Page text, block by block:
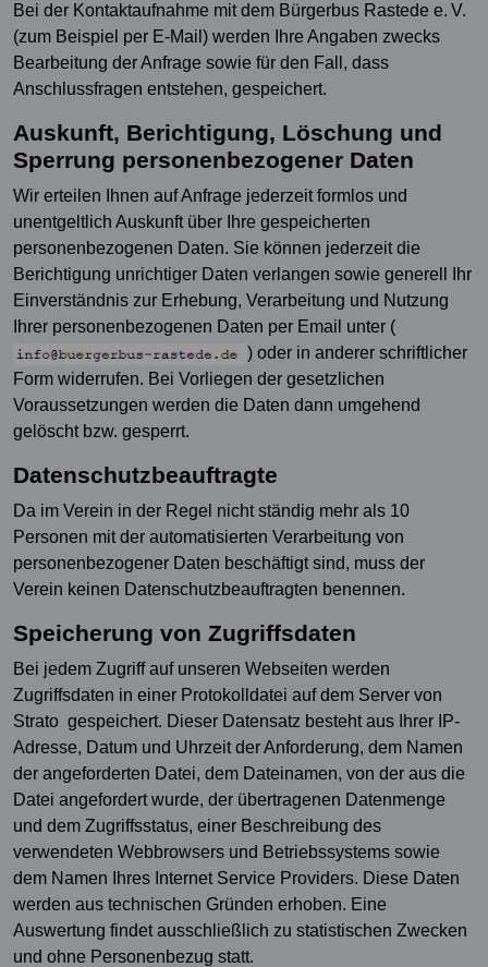
Bei der Kontaktaufnahme mit dem Bürgerbus Rastede e. V.
(zum Beispiel per E-Mail) werden Ihre Angaben zwecks
Bearbeitung der Anfrage sowie für den Fall, dass
Anschlussfragen entstehen, gespeichert.
Auskunft, Berichtigung, Löschung und
Sperrung personenbezogener Daten
Wir erteilen Ihnen auf Anfrage jederzeit formlos und
unentgeltlich Auskunft über Ihre gespeicherten
personenbezogenen Daten. Sie können jederzeit die
Berichtigung unrichtiger Daten verlangen sowie generell Ihr
Einverständnis zur Erhebung, Verarbeitung und Nutzung
Ihrer personenbezogenen Daten per Email unter (
) oder in anderer schriftlicher
Form widerrufen. Bei Vorliegen der gesetzlichen
Voraussetzungen werden die Daten dann umgehend
gelöscht bzw. gesperrt.
Datenschutzbeauftragte
Da im Verein in der Regel nicht ständig mehr als 10
Personen mit der automatisierten Verarbeitung von
personenbezogener Daten beschäftigt sind, muss der
Verein keinen Datenschutzbeauftragten benennen.
Speicherung von Zugriffsdaten
Bei jedem Zugriff auf unseren Webseiten werden
Zugriffsdaten in einer Protokolldatei auf dem Server von
Strato gespeichert. Dieser Datensatz besteht aus Ihrer IP-
Adresse, Datum und Uhrzeit der Anforderung, dem Namen
der angeforderten Datei, dem Dateinamen, von der aus die
Datei angefordert wurde, der übertragenen Datenmenge
und dem Zugriffsstatus, einer Beschreibung des
verwendeten Webbrowsers und Betriebssystems sowie
dem Namen Ihres Internet Service Providers. Diese Daten
werden aus technischen Gründen erhoben. Eine
Auswertung findet ausschließlich zu statistischen Zwecken
und ohne Personenbezug statt.